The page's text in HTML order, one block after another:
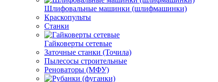
Шлифовальные машинки (шлифмашинки)
Краскопульты
Станки
Гайковерты сетевые
Заточные станки (Точила)
Пылесосы строительные
Реноваторы (МФУ)